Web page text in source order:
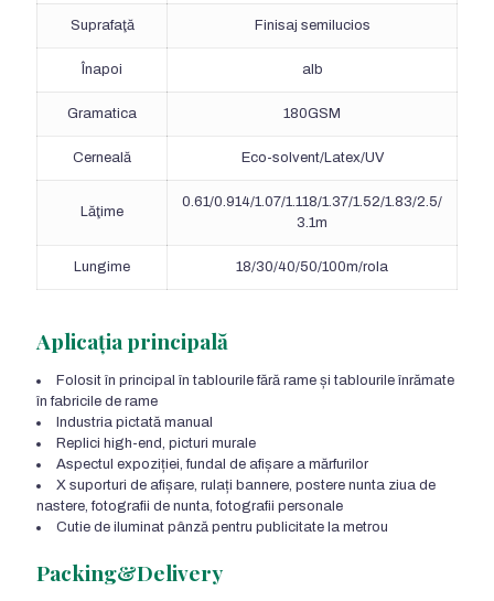
Suprafaţă Finisaj semilucios
Înapoi alb
Gramatica 180GSM
Cerneală Eco-solvent/Latex/UV
Lăţime
0.61/0.914/1.07/1.118/1.37/1.52/1.83/2.5/
3.1m
Lungime 18/30/40/50/100m/rola
Aplicația principală
Folosit în principal în tablourile fără rame și tablourile înrămate
în fabricile de rame
Industria pictată manual
Replici high-end, picturi murale
Aspectul expoziției, fundal de afișare a mărfurilor
X suporturi de afișare, rulați bannere, postere nunta ziua de
nastere, fotografii de nunta, fotografii personale
Cutie de iluminat pânză pentru publicitate la metrou
Packing&Delivery